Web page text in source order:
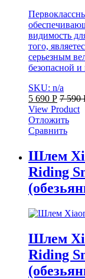
видимость
того,
серьезным
безопасной
SKU: n/a
5 690 Р 7 590
View Product
Отложить
Сравнить
Шлем
Riding
Шлем
Riding